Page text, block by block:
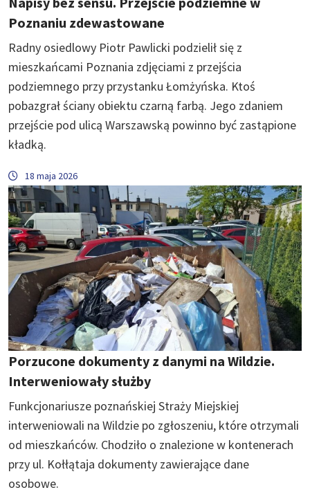
Poznaniu zdewastowane
Radny osiedlowy Piotr Pawlicki podzielił się z
mieszkańcami Poznania zdjęciami z przejścia
podziemnego przy przystanku Łomżyńska. Ktoś
pobazgrał ściany obiektu czarną farbą. Jego zdaniem
przejście pod ulicą Warszawską powinno być zastąpione
kładką.
18 maja 2026
Porzucone dokumenty z danymi na Wildzie.
Interweniowały służby
Funkcjonariusze poznańskiej Straży Miejskiej
interweniowali na Wildzie po zgłoszeniu, które otrzymali
od mieszkańców. Chodziło o znalezione w kontenerach
przy ul. Kołłątaja dokumenty zawierające dane
osobowe.